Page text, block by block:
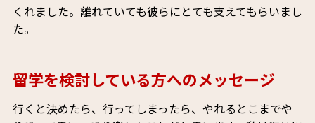
くれました。離れていても彼らにとても支えてもらいまし
た。
留学を検討している方へのメッセージ
行くと決めたら、行ってしまったら、やれるとこまでや